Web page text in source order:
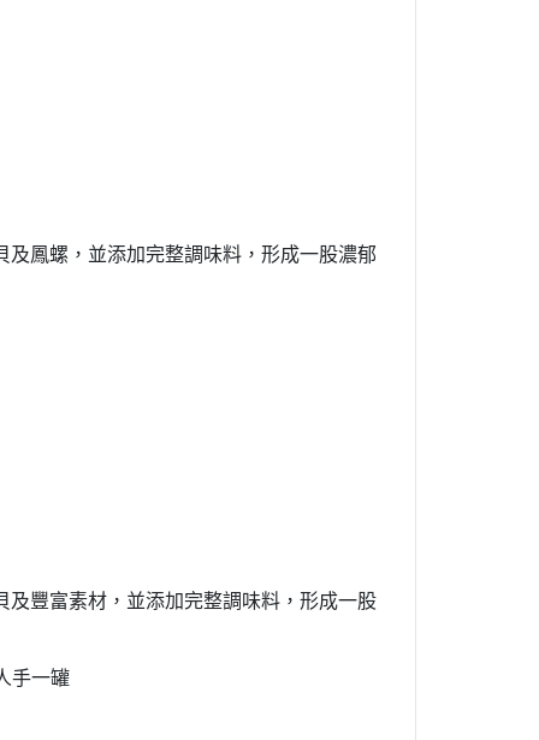
鳳螺，並添加完整調味料，形成一股濃郁
豐富素材，並添加完整調味料，形成一股
手一罐